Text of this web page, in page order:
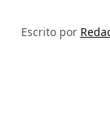
Escrito por